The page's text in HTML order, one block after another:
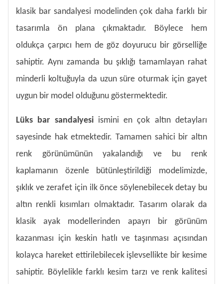
klasik bar sandalyesi modelinden çok daha farklı bir
tasarımla ön plana çıkmaktadır. Böylece hem
oldukça çarpıcı hem de göz doyurucu bir görselliğe
sahiptir. Aynı zamanda bu şıklığı tamamlayan rahat
minderli koltuğuyla da uzun süre oturmak için gayet
uygun bir model olduğunu göstermektedir.
Lüks bar sandalyesi ismini en çok altın detayları
sayesinde hak etmektedir. Tamamen sahici bir altın
renk görünümünün yakalandığı ve bu renk
kaplamanın özenle bütünleştirildiği modelimizde,
şıklık ve zerafet için ilk önce söylenebilecek detay bu
altın renkli kısımları olmaktadır. Tasarım olarak da
klasik ayak modellerinden apayrı bir görünüm
kazanması için keskin hatlı ve taşınması açısından
kolayca hareket ettirilebilecek işlevsellikte bir kesime
sahiptir. Böylelikle farklı kesim tarzı ve renk kalitesi